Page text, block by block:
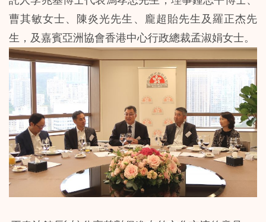
曹其敏女士、陳炎光先生、龐超貽先生及羅正杰先
生，及嘉賓亞洲協會香港中心行政總裁孟淑娟女士。